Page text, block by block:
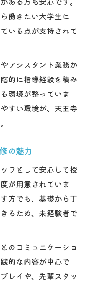
働きたい大学生に
いる点が支持されて
アシスタント業務か
的に指導経験を積み
環境が整っていま
すい環境が、天王寺
の魅力
フとして安心して授
が用意されていま
方でも、基礎から丁
るため、未経験者で
のコミュニケーショ
的な内容が中心で
レイや、先輩スタッ